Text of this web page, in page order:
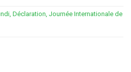
, Déclaration, Journée Internationale de